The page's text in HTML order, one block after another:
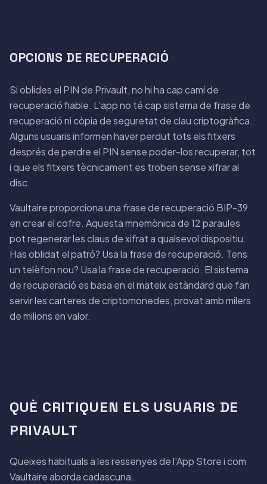
OPCIONS DE RECUPERACIÓ
Si oblides el PIN de Privault, no hi ha cap camí de
recuperació fiable. L'app no té cap sistema de frase de
recuperació ni còpia de seguretat de clau criptogràfica.
Alguns usuaris informen haver perdut tots els fitxers
després de perdre el PIN sense poder-los recuperar, tot
i que els fitxers tècnicament es troben sense xifrar al
disc.
Vaultaire proporciona una frase de recuperació BIP-39
en crear el cofre. Aquesta mnemònica de 12 paraules
pot regenerar les claus de xifrat a qualsevol dispositiu.
Has oblidat el patró? Usa la frase de recuperació. Tens
un telèfon nou? Usa la frase de recuperació. El sistema
de recuperació es basa en el mateix estàndard que fan
servir les carteres de criptomonedes, provat amb milers
de milions en valor.
QUÈ CRITIQUEN ELS USUARIS DE
PRIVAULT
Queixes habituals a les ressenyes de l'App Store i com
Vaultaire aborda cadascuna.